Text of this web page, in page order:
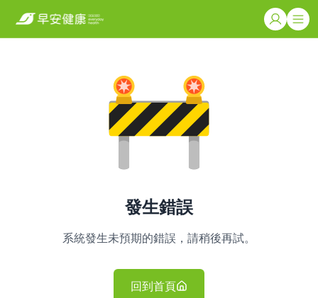
發生錯誤
系統發生未預期的錯誤，請稍後再試。
回到首頁